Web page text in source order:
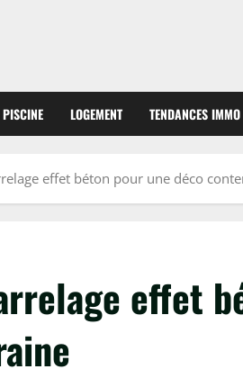
LOGEMENT TENDANCES IMMO
effet béton pour une déco
effet